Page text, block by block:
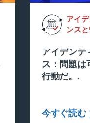
アイ
ンス
アイデンテ
ス：問題は
行動だ。.
今すぐ読む